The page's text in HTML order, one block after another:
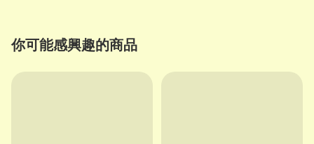
你可能感興趣的商品